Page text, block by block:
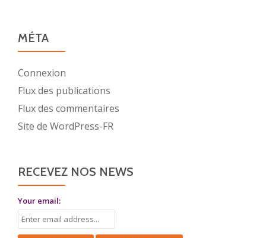
vous
MÉTA
Connexion
Flux des publications
Flux des commentaires
Site de WordPress-FR
RECEVEZ NOS NEWS
Your email: